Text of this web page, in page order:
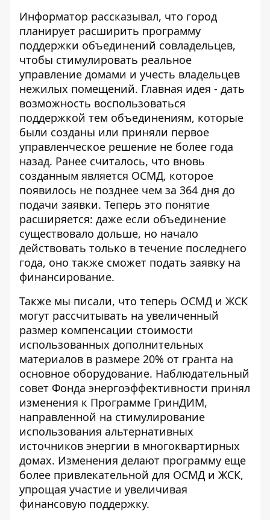
Информатор рассказывал, что город
планирует расширить программу
поддержки объединений совладельцев,
чтобы стимулировать реальное
управление домами и учесть владельцев
нежилых помещений. Главная идея - дать
возможность воспользоваться
поддержкой тем объединениям, которые
были созданы или приняли первое
управленческое решение не более года
назад. Ранее считалось, что вновь
созданным является ОСМД, которое
появилось не позднее чем за 364 дня до
подачи заявки. Теперь это понятие
расширяется: даже если объединение
существовало дольше, но начало
действовать только в течение последнего
года, оно также сможет подать заявку на
финансирование.
Также мы писали, что теперь ОСМД и ЖСК
могут рассчитывать на увеличенный
размер компенсации стоимости
использованных дополнительных
материалов в размере 20% от гранта на
основное оборудование. Наблюдательный
совет Фонда энергоэффективности принял
изменения к Программе ГринДИМ,
направленной на стимулирование
использования альтернативных
источников энергии в многоквартирных
домах. Изменения делают программу еще
более привлекательной для ОСМД и ЖСК,
упрощая участие и увеличивая
финансовую поддержку.